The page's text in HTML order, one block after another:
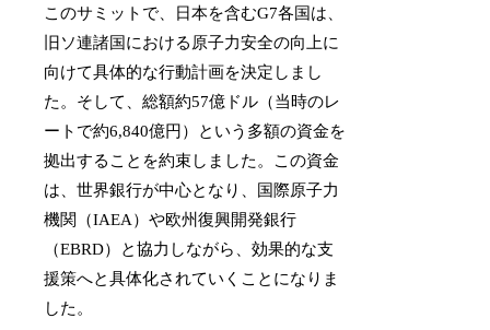
このサミットで、日本を含むG7各国は、
旧ソ連諸国における原子力安全の向上に
向けて具体的な行動計画を決定しまし
た。そして、総額約57億ドル（当時のレ
ートで約6,840億円）という多額の資金を
拠出することを約束しました。この資金
は、世界銀行が中心となり、国際原子力
機関（IAEA）や欧州復興開発銀行
（EBRD）と協力しながら、効果的な支
援策へと具体化されていくことになりま
した。